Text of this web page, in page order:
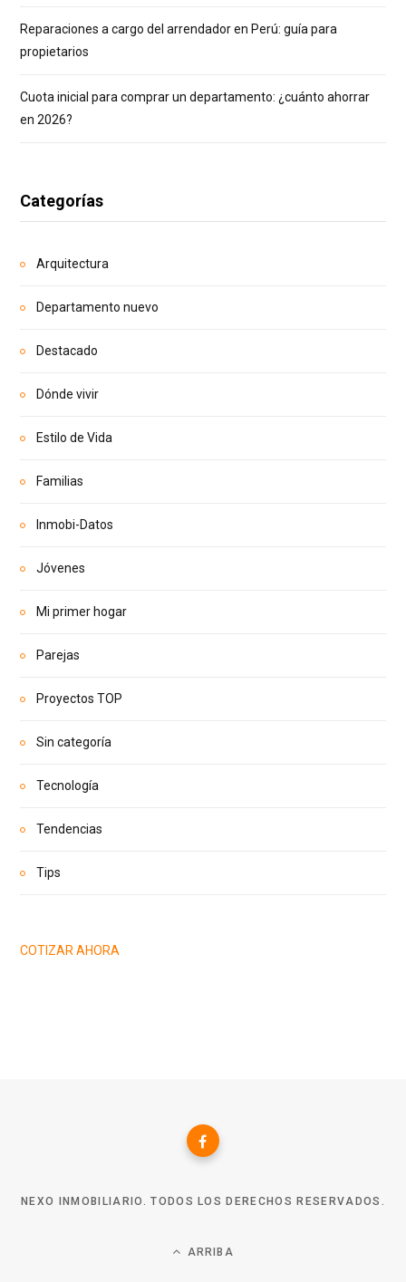
Reparaciones a cargo del arrendador en Perú: guía para
propietarios
Cuota inicial para comprar un departamento: ¿cuánto ahorrar
en 2026?
Categorías
Arquitectura
Departamento nuevo
Destacado
Dónde vivir
Estilo de Vida
Familias
Inmobi-Datos
Jóvenes
Mi primer hogar
Parejas
Proyectos TOP
Sin categoría
Tecnología
Tendencias
Tips
COTIZAR AHORA
NEXO INMOBILIARIO. TODOS LOS DERECHOS RESERVADOS.
ARRIBA